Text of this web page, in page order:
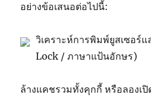
อย่างข้อเสนอต่อไปนี้:
วิเคราะห์การพิมพ์ยูสเซอร์
Lock / ภาษาแป้นอักษร)
ล้างแคชรวมทั้งคุกกี้ หรือลองเ